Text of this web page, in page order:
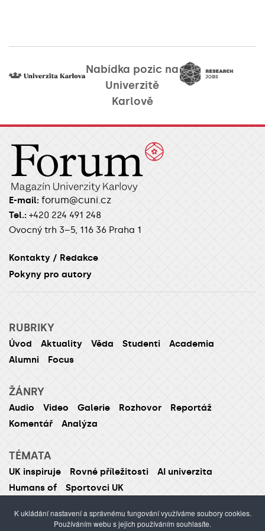
Nabídka pozic na
Univerzitě
Karlově
E-mail: forum@cuni.cz
Tel.: +420 224 491 248
Ovocný trh 3–5, 116 36 Praha 1
Kontakty / Redakce
Pokyny pro autory
RUBRIKY
Úvod Aktuality Věda Studenti
Academia
Alumni
Focus
ŽÁNRY
Audio Video Galerie Rozhovor
Reportáž
Komentář
Analýza
TÉMATA
UK inspiruje Rovné příležitosti
AI univerzita
Humans of
Sportovci UK
K ukládání nastavení a správnému fungování využíváme soubory cookies.
Používáním webu s jejich používáním souhlasíte.